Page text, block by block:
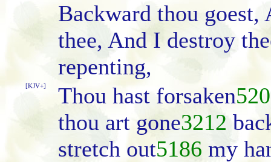
Backward thou
thee, And I destroy
repenting,
[KJV+] Thou hast forsaken
thou art gone3212
stretch out5186 my